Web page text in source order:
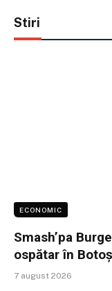
Stiri
ECONOMIC
Smash’pa
ospătar în
7 august 2026